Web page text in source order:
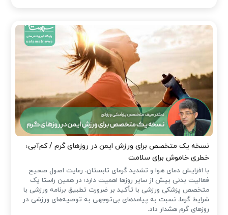
نسخه یک متخصص برای ورزش ایمن در روزهای گرم / کم‌آبی؛
خطری خاموش برای سلامت
با افزایش دمای هوا و تشدید گرمای تابستان، رعایت اصول صحیح
فعالیت بدنی بیش از سایر روزها اهمیت دارد؛ در همین راستا یک
متخصص پزشکی ورزشی با تأکید بر ضرورت تطبیق برنامه ورزشی با
شرایط گرما، نسبت به پیامدهای بی‌توجهی به توصیه‌های ورزشی در
روزهای گرم هشدار داد.